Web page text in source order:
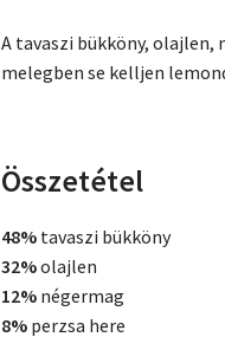
A tavaszi bükköny, olajlen,
melegben se kelljen
Összetétel
48% tavaszi bükköny
32%olajlen
12% négermag
8% perzsa here